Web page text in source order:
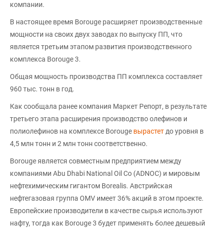
компании.
В настоящее время Borouge расширяет производственные
мощности на своих двух заводах по выпуску ПП, что
является третьим этапом развития производственного
комплекса Borouge 3.
Общая мощность производства ПП комплекса составляет
960 тыс. тонн в год.
Как сообщала ранее компания Маркет Репорт, в результате
третьего этапа расширения производство олефинов и
полиолефинов на комплексе Borouge вырастет до уровня в
4,5 млн тонн и 2 млн тонн соответственно.
Borouge является совместным предприятием между
компаниями Abu Dhabi National Oil Co (ADNOC) и мировым
нефтехимическим гигантом Borealis. Австрийская
нефтегазовая группа OMV имеет 36% акций в этом проекте.
Европейские производители в качестве сырья используют
нафту, тогда как Вorouge 3 будет применять более дешевый